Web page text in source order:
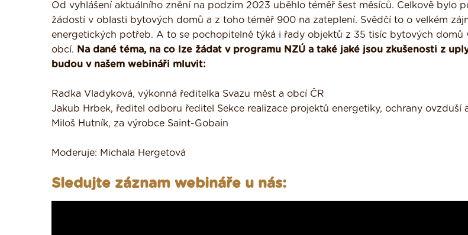
Od vyhlášení aktuálního znění na podzim 2023 uběhlo téměř šest měsíců. Celkově bylo
žádostí v oblasti bytových domů a z toho téměř 900 na zateplení. Svědčí to o velkém
energetických potřeb. A to se pochopitelně týká i řady objektů z 35 tisíc bytových domů
obcí.
Na dané téma, na co lze žádat v programu NZÚ a také jaké jsou zkušenosti z
budou v našem webináři mluvit:
Radka Vladyková, výkonná ředitelka Svazu měst a obcí ČR
Jakub Hrbek, ředitel odboru ředitel Sekce realizace projektů energetiky, ochrany ovzduší
Miloš Hutník, za výrobce Saint-Gobain
Moderuje: Michala Hergetová
Sledujte záznam webináře u nás: